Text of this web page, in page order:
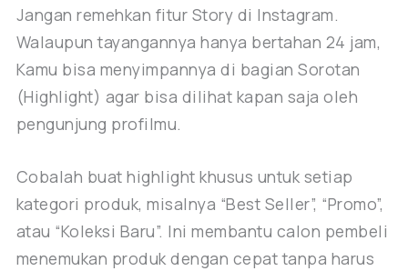
Jangan remehkan fitur Story di Instagram.
Walaupun tayangannya hanya bertahan 24 jam,
Kamu bisa menyimpannya di bagian Sorotan
(Highlight) agar bisa dilihat kapan saja oleh
pengunjung profilmu.
Cobalah buat highlight khusus untuk setiap
kategori produk, misalnya “Best Seller”, “Promo”,
atau “Koleksi Baru”. Ini membantu calon pembeli
menemukan produk dengan cepat tanpa harus